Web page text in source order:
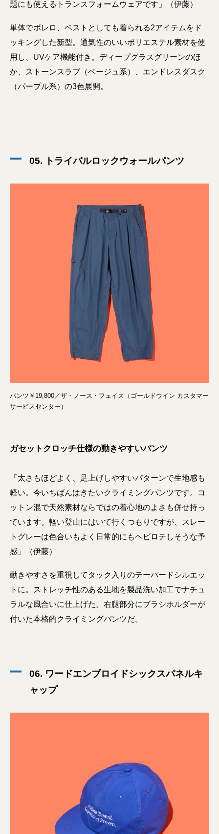
題にも使えるトランスフォームウェアです」（伊藤）
単体でボレロ、ベストとしても着られる2アイテムをド
ッキングした新型。通気性のいいポリエステル素材を使
用し、UVケア機能付き。ディープグラスグリーンのほ
か、ストーンスラブ（ベージュ系）、エンドレスダスク
（パープル系）の3色展開。
05. トライバルロックウォールパンツ
パンツ￥19,800／ザ・ノース・フェイス（ゴールドウイン カスタマー
サービスセンター）
ガセットクロッチ仕様の動きやすいパンツ
「太さもほどよく、足上げしやすいパターンで生地感も
軽い。今いちばんはきたいクライミングパンツです。コ
ットン混で天然素材ならではの着心地のよさも併せ持っ
ています。軽い登山にはいて行くつもりですが、スレー
トグレーは色合いもよく日常的にもヘビロテしそうな予
感」（伊藤）
動きやすさを重視してタック入りのテーパードシルエッ
トに。ストレッチ性のある生地を製品洗い加工でナチュ
ラルな風合いに仕上げた。右腿部分にブラシホルダーが
付いた本格的クライミングパンツだ。
06. ワードエンブロイドシックスパネルキ
ャップ